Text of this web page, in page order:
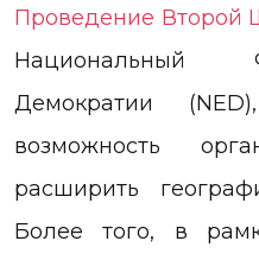
Проведение Второй
Национальный
Демократии
возможность
расширить
Более того, в